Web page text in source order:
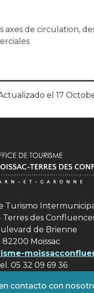
axes de circulation,
el 17
Turismo
Terres des
de Brienne
82200 Moissac
05 32 09 69 36
contacto con